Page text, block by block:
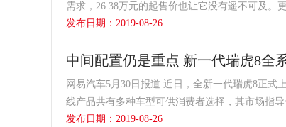
需求，26.38万元的起售价也让它没有遥不可及。
每一款都
发布日期：2019-08-26
中间配置仍是重点 新一代瑞虎8全
网易汽车5月30日报道 近日，全新一代瑞虎8正式
线产品共有多种车型可供消费者选择，其市场指
发布日期：2019-08-26